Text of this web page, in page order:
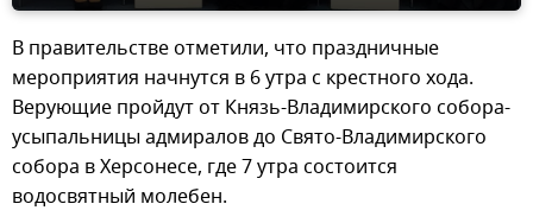
В правительстве отметили, что праздничные
мероприятия начнутся в 6 утра с крестного хода.
Верующие пройдут от Князь-Владимирского собора-
усыпальницы адмиралов до Свято-Владимирского
собора в Херсонесе, где 7 утра состоится
водосвятный молебен.